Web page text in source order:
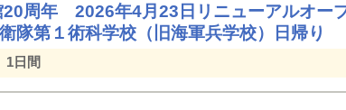
20周年 2026年4月23日リニューアルオー
隊第１術科学校（旧海軍兵学校）日帰り
1日間